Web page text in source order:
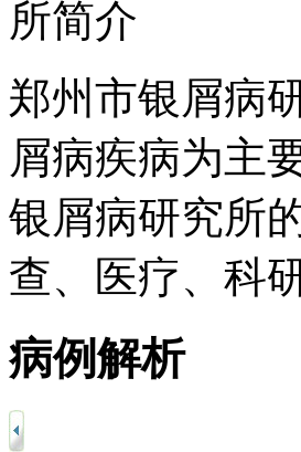
郑州市银屑病
屑病疾病为主
银屑病研究所
查、医疗、科
病例解析